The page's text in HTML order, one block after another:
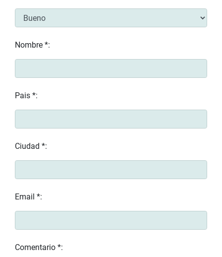
Nombre *:
Pais *:
Ciudad *:
Email *:
Comentario *: